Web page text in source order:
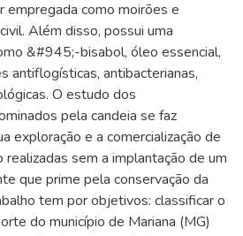
empregada como moirões e
Além disso, possui uma
&#945;-bisabol, óleo essencial,
antiflogísticas, antibacterianas,
O estudo dos
pela candeia se faz
exploração e a comercialização de
sem a implantação de um
que prime pela conservação da
tem por objetivos: classificar o
do município de Mariana (MG)